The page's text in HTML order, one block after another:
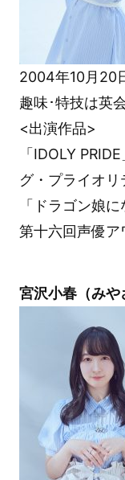
2004年10月20
趣味･特技は英
<出演作品>
「IDOLY
グ・プライオリ
「ドラゴン娘
第十六回声優ア
宮沢小春（みや